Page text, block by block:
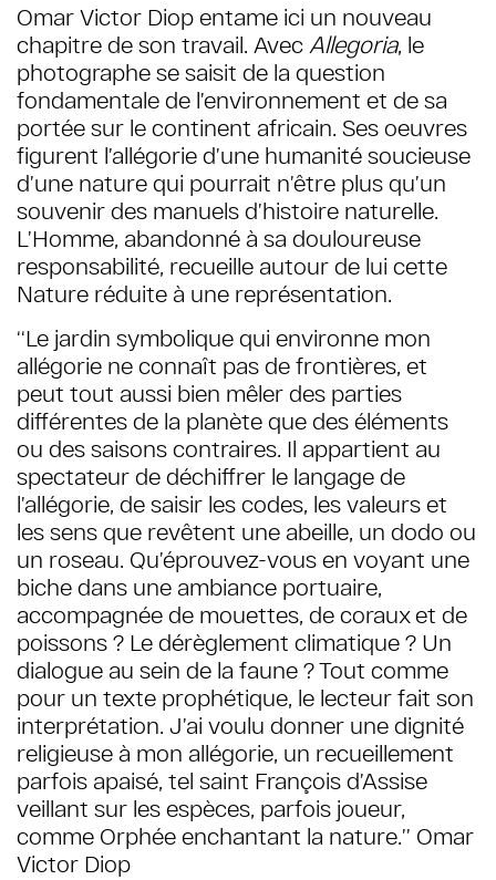
Omar Victor Diop entame ici un nouveau
chapitre de son travail. Avec Allegoria, le
photographe se saisit de la question
fondamentale de l’environnement et de sa
portée sur le continent africain. Ses oeuvres
figurent l’allégorie d’une humanité soucieuse
d’une nature qui pourrait n’être plus qu’un
souvenir des manuels d’histoire naturelle.
L’Homme, abandonné à sa douloureuse
responsabilité, recueille autour de lui cette
Nature réduite à une représentation.
‘‘L e jardin symbolique qui environne mon
allégorie ne connaît pas de frontières, et
peut tout aussi bien mêler des parties
différentes de la planète que des éléments
ou des saisons contraires. Il appartient au
spectateur de déchiffrer le langage de
l’allégorie, de saisir les codes, les valeurs et
les sens que revêtent une abeille, un dodo ou
un roseau. Qu’éprouvez-vous en voyant une
biche dans une ambiance portuaire,
accompagnée de mouettes, de coraux et de
poissons ? Le dérèglement climatique ? Un
dialogue au sein de la faune ? Tout comme
pour un texte prophétique, le lecteur fait son
interprétation. J’ai voulu donner une dignité
religieuse à mon allégorie, un recueillement
parfois apaisé, tel saint François d’Assise
veillant sur les espèces, parfois joueur,
comme Orphée enchantant la nature. ’’ Omar
Victor Diop